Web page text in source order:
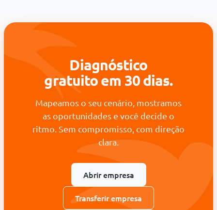
Diagnóstico
gratuito em 30 dias.
Mapeamos o seu cenário, mostramos
as oportunidades e você decide o
ritmo. Sem compromisso, com direção
clara.
Abrir empresa
Transferir empresa